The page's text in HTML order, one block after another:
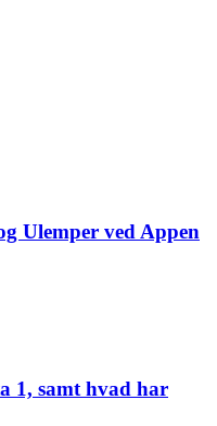
Ulemper ved Appen
1, samt hvad har